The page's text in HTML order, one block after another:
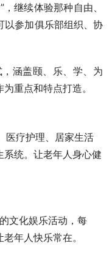
继续体验那种自由、
以参加俱乐部组织、协
涵盖颐、乐、学、为
重点和特点打造。
统。让老年人身心健